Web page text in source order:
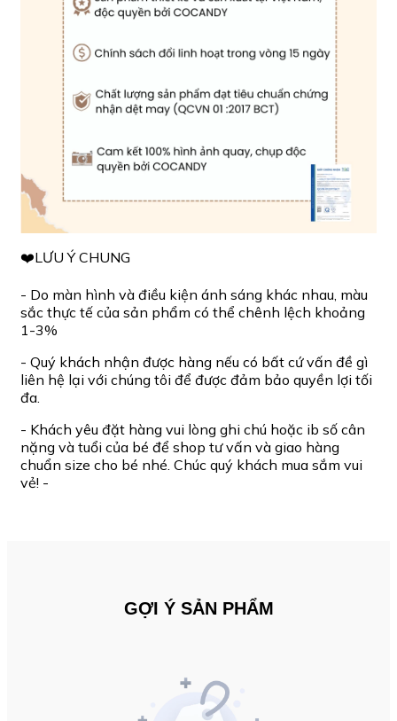
❤️LƯU Ý CHUNG
- Do màn hình và điều kiện ánh sáng khác nhau, màu
sắc thực tế của sản phẩm có thể chênh lệch khoảng
1-3%
- Quý khách nhận được hàng nếu có bất cứ vấn đề gì
liên hệ lại với chúng tôi để được đảm bảo quyền lợi tối
đa.
- Khách yêu đặt hàng vui lòng ghi chú hoặc ib số cân
nặng và tuổi của bé để shop tư vấn và giao hàng
chuẩn size cho bé nhé. Chúc quý khách mua sắm vui
vẻ! -
GỢI Ý SẢN PHẨM